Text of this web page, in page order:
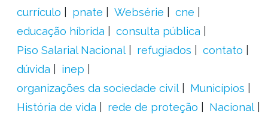
currículo
pnate Websérie
cne
educação híbrida
consulta pública
Piso Salarial Nacional
refugiados
contato
dúvida
inep
organizações da sociedade civil
Municípios
História de vida
rede de proteção
Nacional